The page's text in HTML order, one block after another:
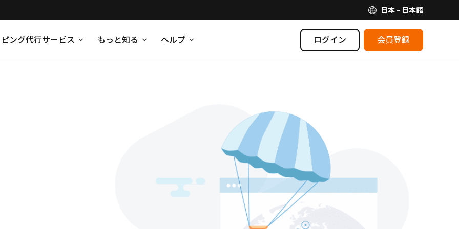
日本 - 日本語
ング代行サービス もっと知る ヘルプ ログイン 会員登録